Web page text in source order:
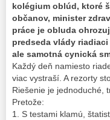
kolégium oblúd, ktoré
občanov, minister
práce je obluda
predseda vlády
ale samotná cynická
Každý deň namiesto
viac vystraší. A rezorty
Riešenie je jednoduché,
Pretože:
1. S testami klamú,